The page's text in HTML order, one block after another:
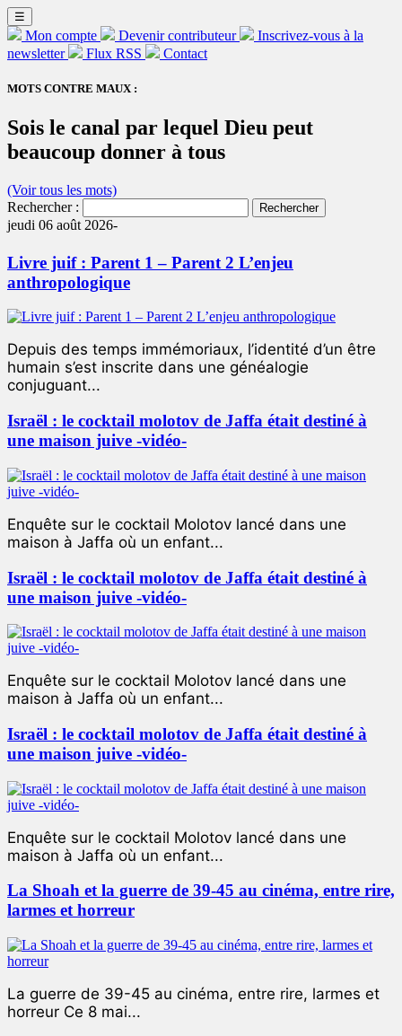
☰
Mon compte Devenir contributeur
Inscrivez-vous à la
newsletter
Flux RSS Contact
MOTS CONTRE MAUX :
Sois le canal par lequel Dieu peut
beaucoup donner à tous
(Voir tous les mots)
Rechercher :
jeudi 06 août 2026-
Livre juif : Parent 1 – Parent 2 L’enjeu
anthropologique
Depuis des temps immémoriaux, l’identité d’un être
humain s’est inscrite dans une généalogie
conjuguant...
Israël : le cocktail molotov de Jaffa était destiné à
une maison juive -vidéo-
Enquête sur le cocktail Molotov lancé dans une
maison à Jaffa où un enfant...
Israël : le cocktail molotov de Jaffa était destiné à
une maison juive -vidéo-
Enquête sur le cocktail Molotov lancé dans une
maison à Jaffa où un enfant...
Israël : le cocktail molotov de Jaffa était destiné à
une maison juive -vidéo-
Enquête sur le cocktail Molotov lancé dans une
maison à Jaffa où un enfant...
La Shoah et la guerre de 39-45 au cinéma, entre rire,
larmes et horreur
La guerre de 39-45 au cinéma, entre rire, larmes et
horreur Ce 8 mai...